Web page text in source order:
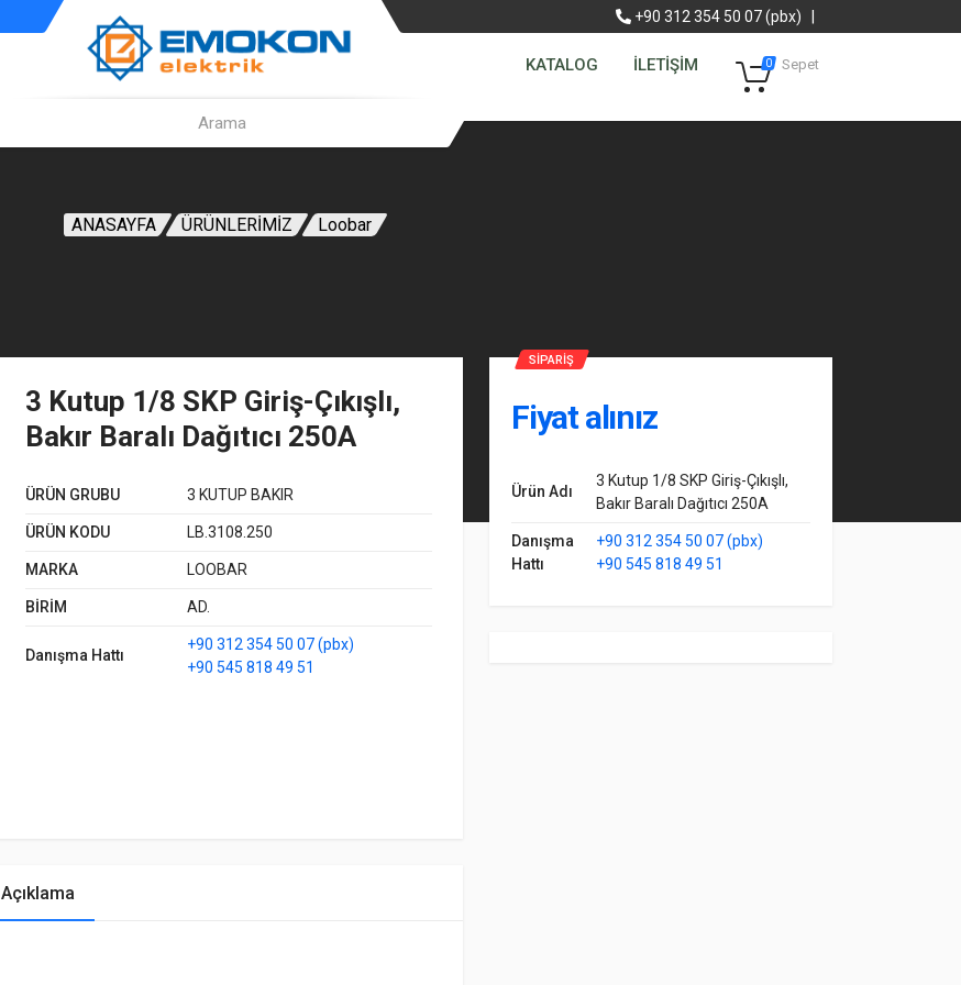
+90 312 354 50 07 (pbx)
KATALOG İLETİŞİM 0 Sepet
ANASAYFA ÜRÜNLERİMİZ Loobar
3 Kutup 1/8 SKP Giriş-Çıkışlı,
Bakır Baralı Dağıtıcı 250A
ÜRÜN GRUBU 3 KUTUP BAKIR
ÜRÜN KODU LB.3108.250
MARKA LOOBAR
BİRİM AD.
Danışma Hattı
+90 312 354 50 07 (pbx)
+90 545 818 49 51
SIPARIŞ
Fiyat alınız
Ürün Adı
3 Kutup 1/8 SKP Giriş-Çıkışlı,
Bakır Baralı Dağıtıcı 250A
Danışma
Hattı
+90 312 354 50 07 (pbx)
+90 545 818 49 51
Açıklama